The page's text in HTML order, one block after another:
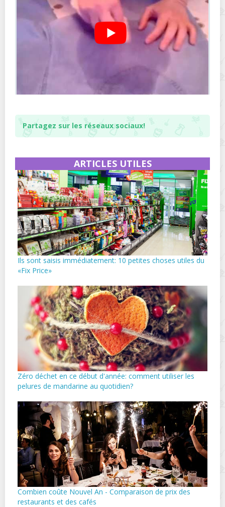
Partagez sur les réseaux sociaux!
ARTICLES UTILES
Ils sont saisis immédiatement: 10 petites choses utiles du
«Fix Price»
Zéro déchet en ce début d'année: comment utiliser les
pelures de mandarine au quotidien?
Combien coûte Nouvel An - Comparaison de prix des
restaurants et des cafés